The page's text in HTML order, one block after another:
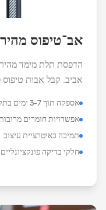
אב־טיפוס מהיר
הדפסת תלת מימד
אביב. קבל אבות טיפוס
אספקה תוך 3-7 ימים בתל אביב
אפשרויות חומרים מרובות
תמיכה באיטרציית עיצוב
חלקי בדיקה פונקציונליים